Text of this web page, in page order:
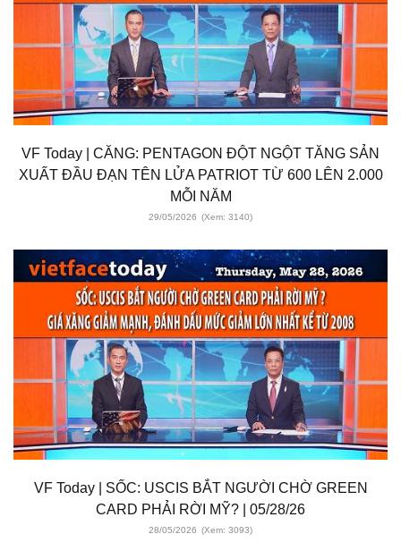
VF Today | CĂNG: PENTAGON ĐỘT NGỘT TĂNG SẢN
XUẤT ĐẦU ĐẠN TÊN LỬA PATRIOT TỪ 600 LÊN 2.000
MỖI NĂM
29/05/2026 (Xem: 3140)
VF Today | SỐC: USCIS BẮT NGƯỜI CHỜ GREEN
CARD PHẢI RỜI MỸ? | 05/28/26
28/05/2026 (Xem: 3093)